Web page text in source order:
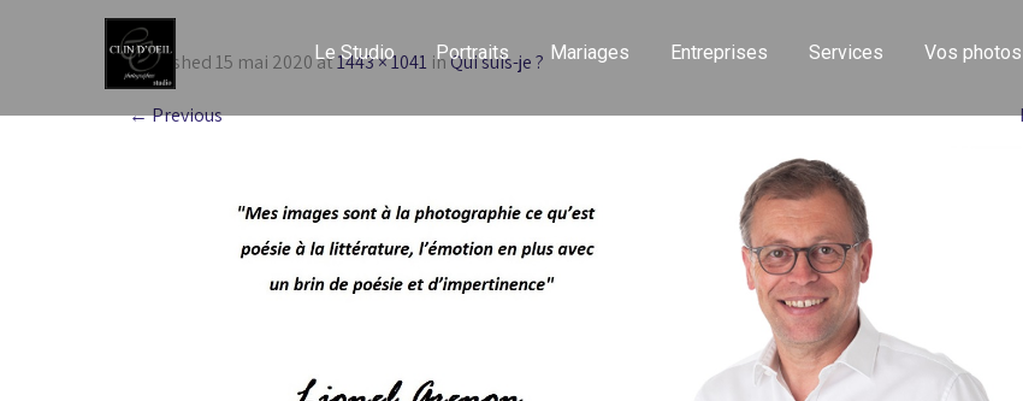
Le Studio Portraits Mariages Entreprises Services Vos photos
Published15 mai 2020at1443 × 1041 inQui suis-je ?
←Previous